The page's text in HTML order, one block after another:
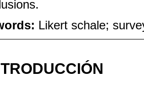
Likert schale;